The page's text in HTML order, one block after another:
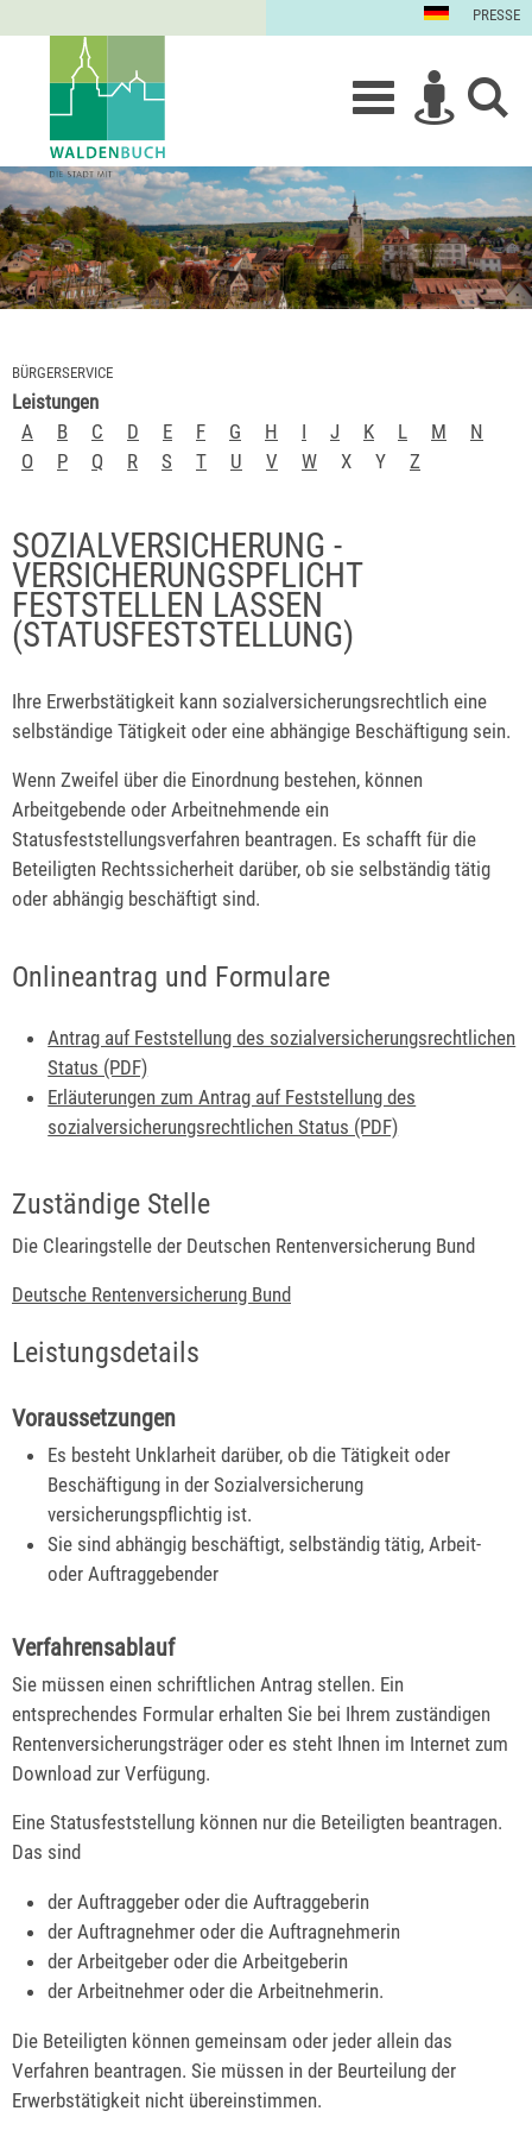
PRESSE
BÜRGERSERVICE
Leistungen
A
B C D E F G H I J K L M
N
O
P Q R S T U V W X Y Z
SOZIALVERSICHERUNG -
VERSICHERUNGSPFLICHT
FESTSTELLEN LASSEN
(STATUSFESTSTELLUNG)
Ihre Erwerbstätigkeit kann sozialversicherungsrechtlich eine
selbständige Tätigkeit oder eine abhängige Beschäftigung sein.
Wenn Zweifel über die Einordnung bestehen, können
Arbeitgebende oder Arbeitnehmende ein
Statusfeststellungsverfahren beantragen. Es schafft für die
Beteiligten Rechtssicherheit darüber, ob sie selbständig tätig
oder abhängig beschäftigt sind.
Onlineantrag und Formulare
Antrag auf Feststellung des sozialversicherungsrechtlichen
Status (PDF)
Erläuterungen zum Antrag auf Feststellung des
sozialversicherungsrechtlichen Status (PDF)
Zuständige Stelle
Die Clearingstelle der Deutschen Rentenversicherung Bund
Deutsche Rentenversicherung Bund
Leistungsdetails
Voraussetzungen
Es besteht Unklarheit darüber, ob die Tätigkeit oder
Beschäftigung in der Sozialversicherung
versicherungspflichtig ist.
Sie sind abhängig beschäftigt, selbständig tätig, Arbeit-
oder Auftraggebender
Verfahrensablauf
Sie müssen einen schriftlichen Antrag stellen. Ein
entsprechendes Formular erhalten Sie bei Ihrem zuständigen
Rentenversicherungsträger oder es steht Ihnen im Internet zum
Download zur Verfügung.
Eine Statusfeststellung können nur die Beteiligten beantragen.
Das sind
der Auftraggeber oder die Auftraggeberin
der Auftragnehmer oder die Auftragnehmerin
der Arbeitgeber oder die Arbeitgeberin
der Arbeitnehmer oder die Arbeitnehmerin.
Die Beteiligten können gemeinsam oder jeder allein das
Verfahren beantragen. Sie müssen in der Beurteilung der
Erwerbstätigkeit nicht übereinstimmen.